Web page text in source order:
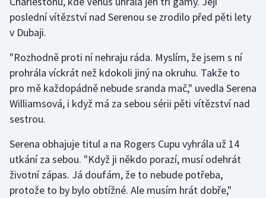
Stolní tenis
Triatlon
Veslování
Vodní slalom
Volejbal
Ostatní
poslední vítězství nad Serenou se zrodilo před pěti lety
v Dubaji.
"Rozhodně proti ní nehraju ráda. Myslím, že jsem s ní
prohrála víckrát než kdokoli jiný na okruhu. Takže to
pro mě každopádně nebude sranda mač," uvedla Serena
Williamsová, i když má za sebou sérii pěti vítězství nad
sestrou.
Serena obhajuje titul a na Rogers Cupu vyhrála už 14
utkání za sebou. "Když ji někdo porazí, musí odehrát
životní zápas. Já doufám, že to nebude potřeba,
protože to by bylo obtížné. Ale musím hrát dobře,"